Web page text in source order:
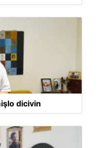
dicivin